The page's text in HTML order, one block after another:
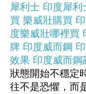
犀利士 印度犀利
買 樂威壯購買
度樂威壯哪裡買
牌 印度威而鋼
效果 印度威而鋼
狀態開始不穩定
往不是恐懼，而